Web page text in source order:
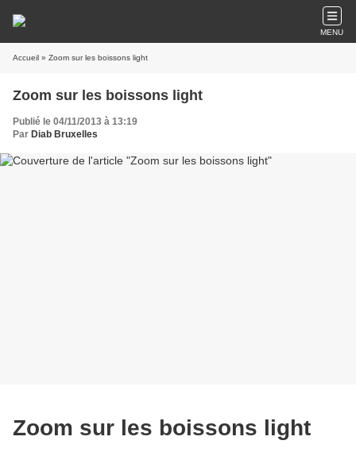
MENU
Accueil » Zoom sur les boissons light
Zoom sur les boissons light
Publié le 04/11/2013 à 13:19
Par Diab Bruxelles
Zoom sur les boissons light